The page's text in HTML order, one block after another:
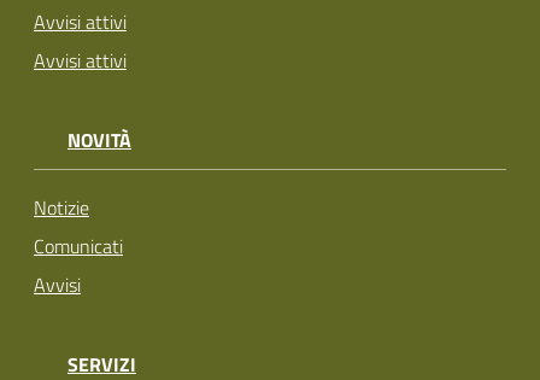
Avvisi attivi
Avvisi attivi
NOVITÀ
Notizie
Comunicati
Avvisi
SERVIZI